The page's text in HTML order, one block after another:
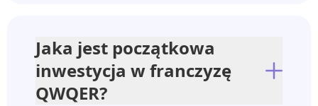
Jaka jest początkowa
inwestycja w franczyzę
QWQER?